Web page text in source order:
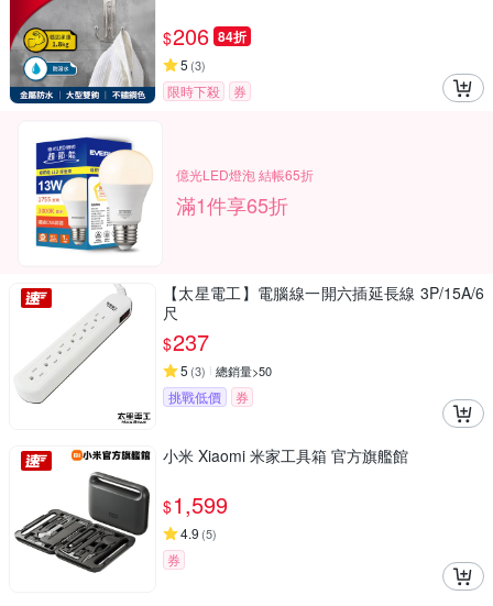
$206 84折
5 (3)
限時下殺 券
億光LED燈泡 結帳65折
滿1件享65折
【太星電工】電腦線一開六插延長線 3P/15A/6
尺
$237
5 (3) 總銷量>50
挑戰低價 券
小米 Xiaomi 米家工具箱 官方旗艦館
$1,599
4.9 (5)
券